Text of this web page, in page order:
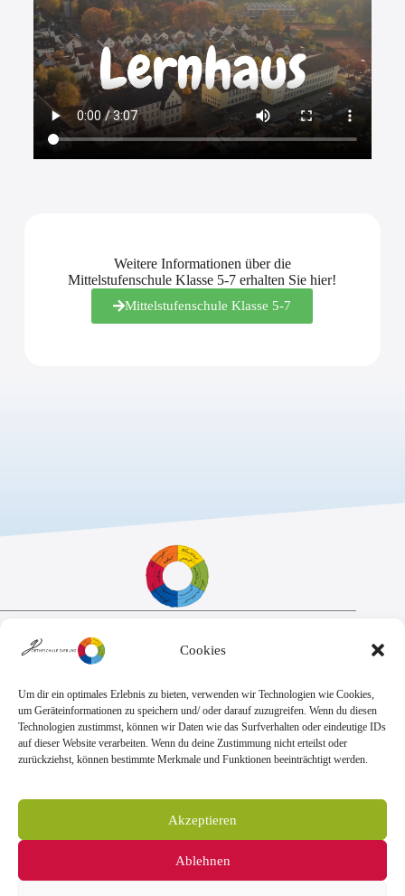
Cookies
Um dir ein optimales Erlebnis zu bieten, verwenden wir Technologien wie Cookies,
um Geräteinformationen zu speichern und/ oder darauf zuzugreifen. Wenn du diesen
Technologien zustimmst, können wir Daten wie das Surfverhalten oder eindeutige IDs
auf dieser Website verarbeiten. Wenn du deine Zustimmung nicht erteilst oder
zurückziehst, können bestimmte Merkmale und Funktionen beeinträchtigt werden.
Akzeptieren
Ablehnen
Weitere Informationen über die
Mittelstufenschule Klasse 5-7​​ erhalten Sie hier!
Mittelstufenschule Klasse 5-7​​
Sekretariat:
Montag - Donnerstag: 7.45 Uhr bis 14:30 Uhr
E-Mail:
sekretariat@goethe.schule
Telefon
+49 6071 9888 0
Fax
+49 6071 9888 50
Anschrift
Goetheschule Dieburg
Kooperative Gesamtschule des Landkreises
Goethestraße 10-14, 64807 Dieburg